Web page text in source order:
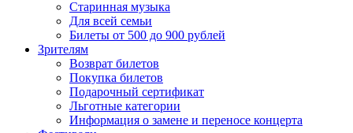
Старинная музыка
Для всей семьи
Билеты от 500 до 900 рублей
Зрителям
Возврат билетов
Покупка билетов
Подарочный сертификат
Льготные категории
Информация о замене и переносе концерта